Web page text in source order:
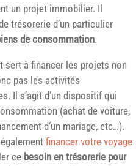
un projet immobilier. Il
trésorerie d’un particulier
de consommation.
sert à financer les projets non
pas les activités
Il s’agit d’un dispositif qui
(achat de voiture,
d’un mariage, etc…).
financer votre voyage
ce besoin en trésorerie pour